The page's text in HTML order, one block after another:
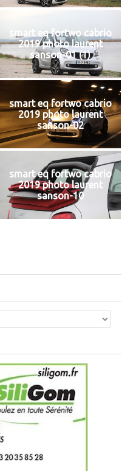
smart eq fortwo cabrio
2019 photo laurent
sanson-01 (1)
smart eq fortwo cabrio
2019 photo laurent
sanson-02
smart eq fortwo cabrio
2019 photo laurent
sanson-10